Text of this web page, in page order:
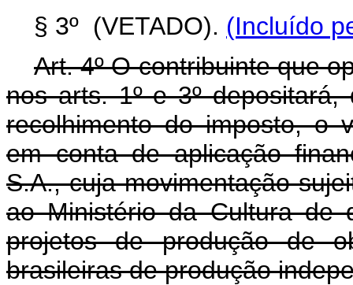
§ 3º (VETADO). (Incluído
Art. 4º O contribuinte que
nos arts. 1º e 3º
recolhimento do imposto, o
em conta de aplicação
S.A., cuja movimentação
ao Ministério da Cultura de
projetos de produção de
brasileiras de produção